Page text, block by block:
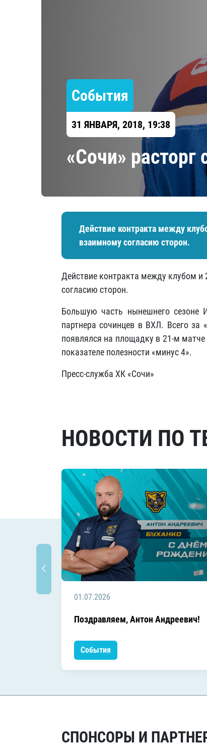
События
31 ЯНВАРЯ, 2018, 19:38
«Сочи»
Действие контракта между
взаимному согласию сторон.
Действие контракта между клубом
согласию сторон.
Большую часть нынешнего сезоне
партнера сочинцев в ВХЛ. Всего за
появлялся на площадку в 21-м
показателе полезности «минус 4».
Пресс-служба ХК «Сочи»
НОВОСТИ ПО
01.07.2026
Поздравляем, Антон Андреевич!
События
СПОНСОРЫ И